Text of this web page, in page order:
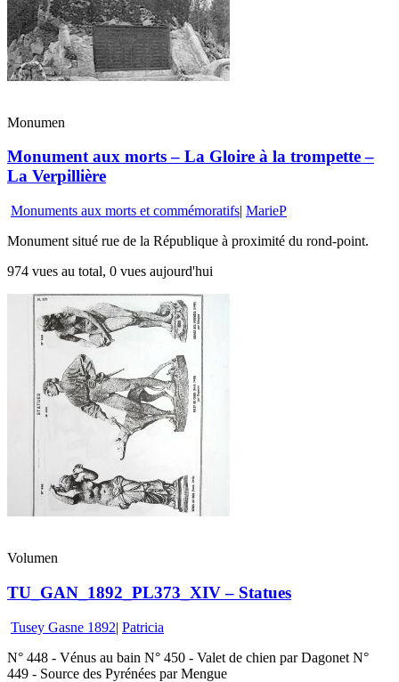
Monumen
Monument aux morts – La Gloire à la trompette –
La Verpillière
Monuments aux morts et commémoratifs| MarieP
Monument situé rue de la République à proximité du rond-point.
974 vues au total, 0 vues aujourd'hui
Volumen
TU_GAN_1892_PL373_XIV – Statues
Tusey Gasne 1892| Patricia
N° 448 - Vénus au bain N° 450 - Valet de chien par Dagonet N°
449 - Source des Pyrénées par Mengue